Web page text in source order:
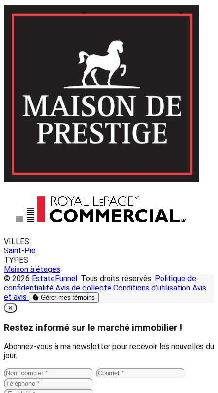
VILLES
Saint-Pie
TYPES
Maison à étages
© 2026 EstateFunnel. Tous droits réservés. Politique de
confidentialité Avis de collecte Conditions d’utilisation Avis
et avis
Gérer mes témoins
Close
✕
Restez informé sur le marché immobilier !
Abonnez-vous à ma newsletter pour recevoir les nouvelles du
jour.